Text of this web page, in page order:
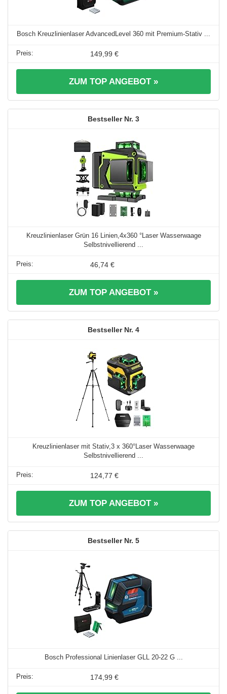
Bosch Kreuzlinienlaser AdvancedLevel 360 mit Premium-Stativ ...
149,99 €
ZUM TOP ANGEBOT »
3
Kreuzlinienlaser Grün 16 Linien,4x360 °Laser Wasserwaage
Selbstnivellierend ...
46,74 €
ZUM TOP ANGEBOT »
4
Kreuzlinienlaser mit Stativ,3 x 360°Laser Wasserwaage
Selbstnivellierend ...
124,77 €
ZUM TOP ANGEBOT »
5
Bosch Professional Linienlaser GLL 20-22 G ...
174,99 €